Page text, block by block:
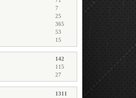
7
25
365
53
15
142
115
27
1311